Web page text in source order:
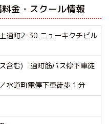
金・スクール情報
通町2-30 ニューキクチビル
含む) 通町筋バス停下車徒
水道町電停下車徒歩１分